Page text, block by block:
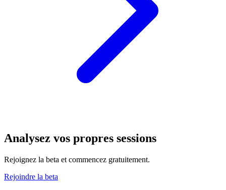
Analysez vos propres sessions
Rejoignez la beta et commencez gratuitement.
Rejoindre la beta